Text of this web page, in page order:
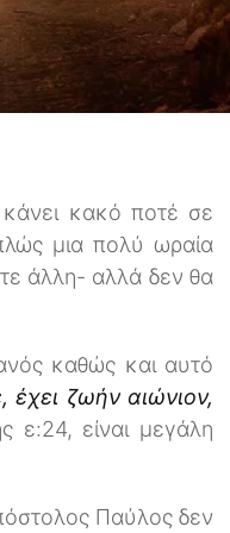
κακό ποτέ σε
μια πολύ ωραία
άλλη- αλλά δεν θα
καθώς και αυτό
ζωήν αιώνιον,
ε:24, είναι μεγάλη
Παύλος δεν